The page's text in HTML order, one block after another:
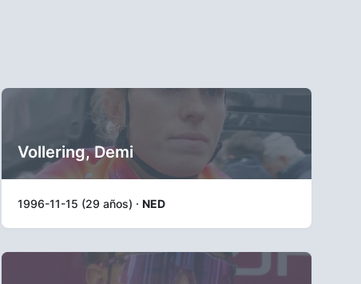
Vollering, Demi
1996-11-15 (29 años) · NED